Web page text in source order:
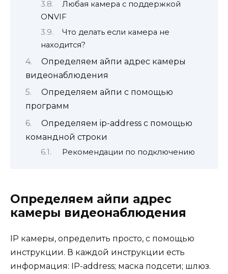
Любая камера с поддержкой
ONVIF
Что делать если камера не
находится?
Определяем айпи адрес камеры
видеонаблюдения
Определяем айпи с помощью
программ
Определяем ip-address с помощью
командной строки
Рекомендации по подключению
Определяем айпи адрес
камеры видеонаблюдения
IP камеры, определить просто, с помощью
инструкции. В каждой инструкции есть
информация: IP-address; маска подсети; шлюз.